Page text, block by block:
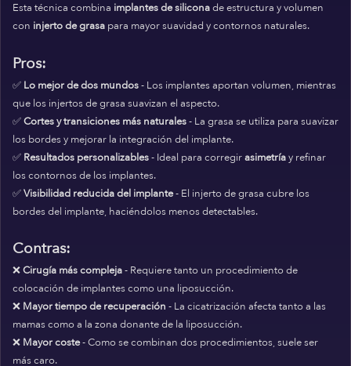
Esta técnica combina implantes de siliconade estructura y volumen
con injerto de grasa para mayor suavidad y contornos naturales.
Pros:
✅ Lo mejor de dos mundos- Los implantes aportan volumen, mientras
que los injertos de grasa suavizan el aspecto.
✅Cortes y transiciones más naturales- La grasa se utiliza para suavizar
los bordes y mejorar la integración del implante.
✅ Resultados personalizables- Ideal para corregirasimetríay refinar
los contornos de los implantes.
✅Visibilidad reducida del implante- El injerto de grasa cubre los
bordes del implante, haciéndolos menos detectables.
Contras:
❌Cirugía más compleja- Requiere tanto un procedimiento de
colocación de implantes como una liposucción.
❌ Mayor tiempo de recuperación - La cicatrización afecta tanto a las
mamas como a la zona donante de la liposucción.
❌ Mayor coste- Como se combinan dos procedimientos, suele ser
más caro.